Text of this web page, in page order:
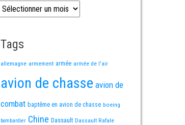
Les news depuis 2008
Tags
allemagne armement armée armée de l'air
avion de chasse avion de
combat baptême en avion de chasse boeing
bombardier Chine Dassault Dassault Rafale